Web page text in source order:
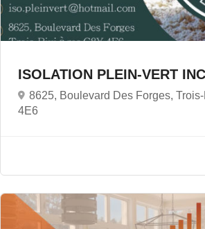
ISOLATION PLEIN-VERT INC
8625, Boulevard Des Forges,
4E6